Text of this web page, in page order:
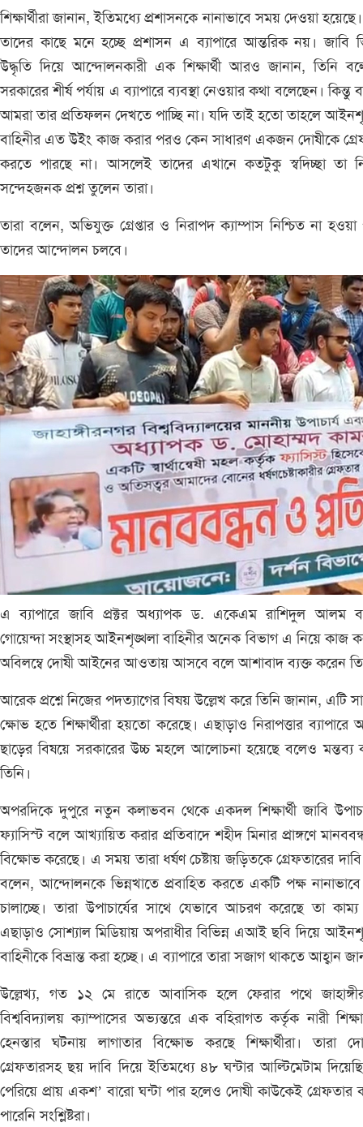
শিক্ষার্থীরা জানান, ইতিমধ্যে প্রশাসনকে নানাভাবে সময় দেওয়া
তাদের কাছে মনে হচ্ছে প্রশাসন এ ব‍্যাপারে আন্তরিক নয়। জাবি
উদ্ধৃতি দিয়ে আন্দোলনকারী এক শিক্ষার্থী আরও জানান, তিনি
সরকারের শীর্ষ পর্যায় এ ব‍্যাপারে ব‍্যবস্থা নেওয়ার কথা বলেছেন। কিন্তু
আমরা তার প্রতিফলন দেখতে পাচ্ছি না। যদি তাই হতো তাহলে
বাহিনীর এত উইং কাজ করার পরও কেন সাধারণ একজন দোষীকে
করতে পারছে না। আসলেই তাদের এখানে কতটুকু স্বদিচ্ছা তা
সন্দেহজনক প্রশ্ন তুলেন তারা।
তারা বলেন, অভিযুক্ত গ্রেপ্তার ও নিরাপদ ক্যাম্পাস নিশ্চিত না হওয়া
তাদের আন্দোলন চলবে।
এ ব‍্যাপারে জাবি প্রক্টর অধ্যাপক ড. একেএম রাশিদুল আলম
গোয়েন্দা সংস্থাসহ আইনশৃঙ্খলা বাহিনীর অনেক বিভাগ এ নিয়ে কাজ
অবিলম্বে দোষী আইনের আওতায় আসবে বলে আশাবাদ ব‍্যক্ত করেন
আরেক প্রশ্নে নিজের পদত্যাগের বিষয় উল্লেখ করে তিনি জানান, এটি
ক্ষোভ হতে শিক্ষার্থীরা হয়তো করেছে। এছাড়াও নিরাপত্তার ব‍্যাপারে
ছাড়ের বিষয়ে সরকারের উচ্চ মহলে আলোচনা হয়েছে বলেও মন্তব্য
তিনি।
অপরদিকে দুপুরে নতুন কলাভবন থেকে একদল শিক্ষার্থী জাবি
ফ‍্যাসিস্ট বলে আখ‍্যায়িত করার প্রতিবাদে শহীদ মিনার প্রাঙ্গণে
বিক্ষোভ করেছে। এ সময় তারা ধর্ষণ চেষ্টায় জড়িতকে গ্রেফতারের
বলেন, আন্দোলনকে ভিন্নখাতে প্রবাহিত করতে একটি পক্ষ নানাভাবে
চালাচ্ছে। তারা উপাচার্যের সাথে যেভাবে আচরণ করেছে তা
এছাড়াও সোশ্যাল মিডিয়ায় অপরাধীর বিভিন্ন এআই ছবি দিয়ে
বাহিনীকে বিভ্রান্ত করা হচ্ছে। এ ব‍্যাপারে তারা সজাগ থাকতে আহ্বান
উল্লেখ্য, গত ১২ মে রাতে আবাসিক হলে ফেরার পথে
বিশ্ববিদ্যালয় ক্যাম্পাসের অভ্যন্তরে এক বহিরাগত কর্তৃক নারী
হেনস্তার ঘটনায় লাগাতার বিক্ষোভ করছে শিক্ষার্থীরা। তারা
গ্রেফতারসহ ছয় দাবি দিয়ে ইতিমধ্যে ৪৮ ঘন্টার আল্টিমেটাম
পেরিয়ে প্রায় একশ’ বারো ঘন্টা পার হলেও দোষী কাউকেই গ্রেফতার
পারেনি সংশ্লিষ্টরা।